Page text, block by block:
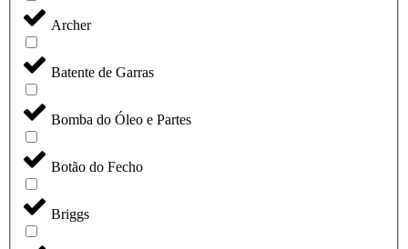
Archer
Batente de Garras
Bomba do Óleo e Partes
Botão do Fecho
Briggs